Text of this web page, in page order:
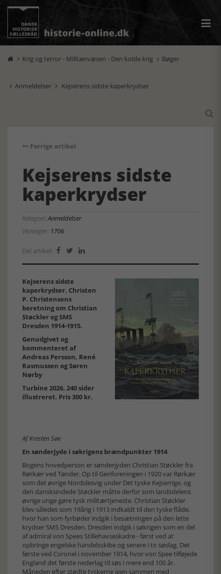
 Krig og terror - Militærvæsen - Den kolde krig  Bøger
 Anmeldelser  Kejserens sidste kaperkrydser

Forrige artikel
Kejserens sidste
kaperkrydser
Kategori:Anmeldelser
Visninger: 1706
Del artikel:   
Kejserens sidste
kaperkrydser. Christen
P. Christensens
beretning om Christian
Støckler og SMS
Dresden 1914-1915.
Genudgivet og
kommenteret af
Andreas Persson, René
Rasmussen og Søren
Nørby
Turbine 2026. 240 sider
illustreret. Pris 300 kr.
Af Kresten Søe
En sønderjyde i søkrigens brændpunkter 1914
Bogens hovedperson er sønderjyden Christian Støckler fra
Rørkær ved Tønder. Op til Genforeningen i 1920 var Rørkær
som det øvrige Nordslesvig under Det tyske Kejserrige, og
den dansksindede Støckler måtte derfor som landsdelens
øvrige unge gøre tysk militærtjeneste. Christian Støckler
blev således som 19årig i 1913 indkaldt til den tyske flåde,
hvor han som fyrbøder indgik i besætningen på den lette
krydser SMS Dresden. Dresden indgik i søkrigen som en del
af admiral von Spees Stillehavseskadre - først ved at
opbringe engelske handelsskibe og senere i to søslag. Det
første ved Coronel i november 1914, hvor von Spee tilføjede
England det første nederlag til søs i mere end 100 år.
Måneden efter stødte tyskerne igen sammen med